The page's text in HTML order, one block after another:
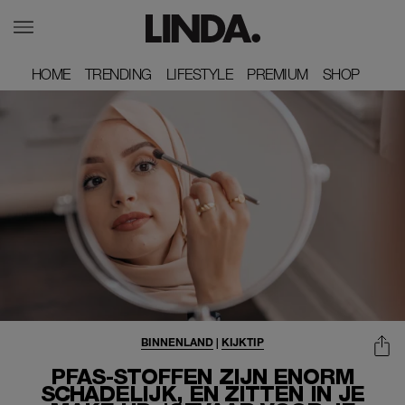
HOME
HOME TRENDING
TRENDING LIFESTYLE
LIFESTYLE PREMIUM
PREMIUM SHOP
SHOP
PFAS-STOFFEN ZIJN ENORM
SCHADELIJK, EN ZITTEN IN JE
BINNENLAND | KIJKTIP